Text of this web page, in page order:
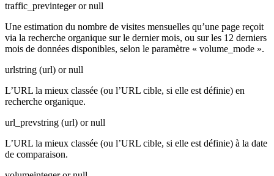
traffic_previnteger or null
Une estimation du nombre de visites mensuelles qu’une page reçoit
via la recherche organique sur le dernier mois, ou sur les 12 derniers
mois de données disponibles, selon le paramètre « volume_mode ».
urlstring (url) or null
L’URL la mieux classée (ou l’URL cible, si elle est définie) en
recherche organique.
url_prevstring (url) or null
L’URL la mieux classée (ou l’URL cible, si elle est définie) à la date
de comparaison.